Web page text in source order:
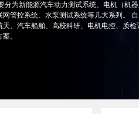
分为新能源汽车动力测试系统、电机（机
管控系统、水泵测试系统等几大系列。
、汽车船舶、高校科研、电机电控、质
。